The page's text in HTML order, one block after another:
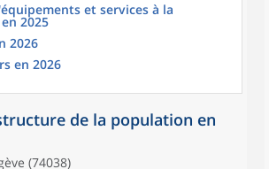
et services à la
2025
2026
en 2026
de la population en
(74038)